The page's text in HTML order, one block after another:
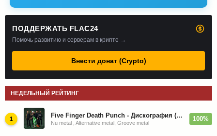
ПОДДЕРЖАТЬ FLAC24
Помочь развитию и серверам в крипте →
Внести донат (Crypto)
НЕДЕЛЬНЫЙ РЕЙТИНГ
1 Five Finger Death Punch - Дискография (2008-2026)
Nu metal , Alternative metal, Groove metal
100%